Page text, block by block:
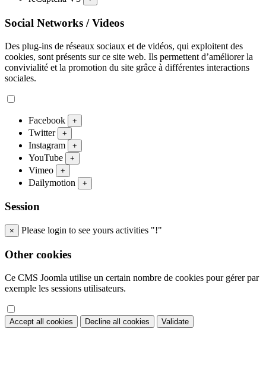
Social Networks / Videos
Des plug-ins de réseaux sociaux et de vidéos, qui exploitent des
cookies, sont présents sur ce site web. Ils permettent d’améliorer la
convivialité et la promotion du site grâce à différentes interactions
sociales.
Facebook +
Twitter +
Instagram +
YouTube +
Vimeo +
Dailymotion +
Session
× Please login to see yours activities "!"
Other cookies
Ce CMS Joomla utilise un certain nombre de cookies pour gérer par
exemple les sessions utilisateurs.
Accept all cookies Decline all cookies Validate